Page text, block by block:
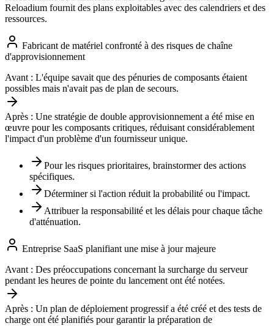
Reloadium fournit des plans exploitables avec des calendriers et des
ressources.
Fabricant de matériel confronté à des risques de chaîne
d'approvisionnement
Avant : L'équipe savait que des pénuries de composants étaient
possibles mais n'avait pas de plan de secours.
Après : Une stratégie de double approvisionnement a été mise en
œuvre pour les composants critiques, réduisant considérablement
l'impact d'un problème d'un fournisseur unique.
Pour les risques prioritaires, brainstormer des actions
spécifiques.
Déterminer si l'action réduit la probabilité ou l'impact.
Attribuer la responsabilité et les délais pour chaque tâche
d'atténuation.
Entreprise SaaS planifiant une mise à jour majeure
Avant : Des préoccupations concernant la surcharge du serveur
pendant les heures de pointe du lancement ont été notées.
Après : Un plan de déploiement progressif a été créé et des tests de
charge ont été planifiés pour garantir la préparation de